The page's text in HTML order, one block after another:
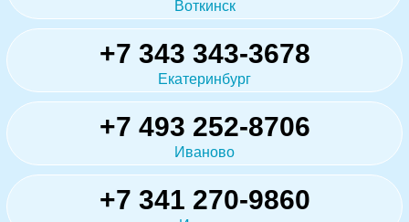
Воткинск
+7 343 343-3678
Екатеринбург
+7 493 252-8706
Иваново
+7 341 270-9860